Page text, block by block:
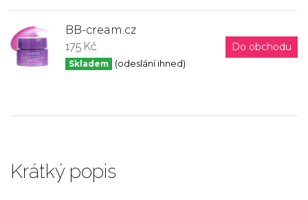
BB-cream.cz
175 Kč
Skladem (odeslání ihned)
Do obchodu
Krátký popis